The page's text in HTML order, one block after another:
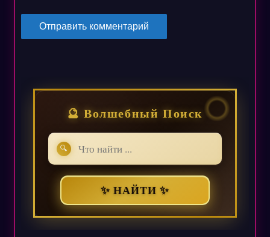
🔮 Волшебный Поиск
🔍
✨ НАЙТИ ✨